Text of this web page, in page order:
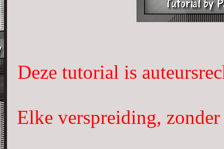
Deze tutorial is
Elke verspreiding,